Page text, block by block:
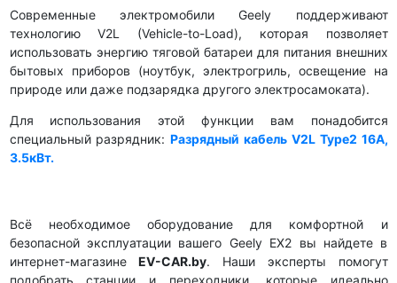
Современные электромобили Geely поддерживают
технологию V2L (Vehicle-to-Load), которая позволяет
использовать энергию тяговой батареи для питания внешних
бытовых приборов (ноутбук, электрогриль, освещение на
природе или даже подзарядка другого электросамоката).
Для использования этой функции вам понадобится
специальный разрядник:Разрядный кабель V2L Type2 16А,
3.5кВт.
Всё необходимое оборудование для комфортной и
безопасной эксплуатации вашего Geely EX2 вы найдете в
интернет-магазинеEV-CAR.by. Наши эксперты помогут
подобрать станции и переходники, которые идеально